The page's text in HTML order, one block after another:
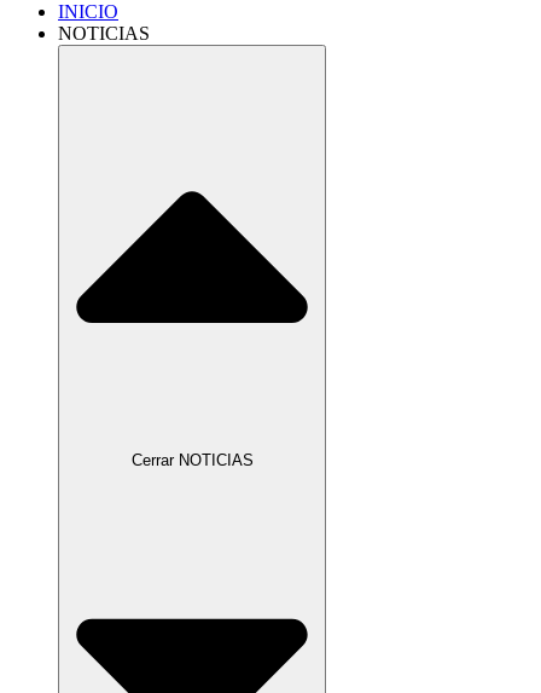
INICIO
NOTICIAS
Cerrar NOTICIAS